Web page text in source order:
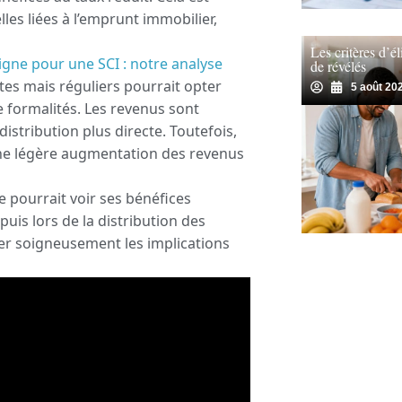
liées à l’emprunt immobilier,
pour une SCI : notre analyse
mais réguliers pourrait opter
formalités. Les revenus sont
plus directe. Toutefois,
légère augmentation des revenus
pourrait voir ses bénéfices
lors de la distribution des
soigneusement les implications
Les critères
de révélés
5 août